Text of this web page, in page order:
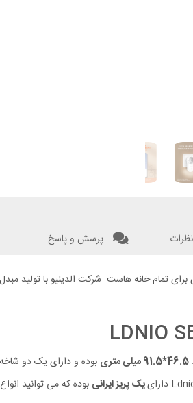
نظرات پرسش و پاسخ
تمام خانه هاست. شرکت الدینیو با تولید
46.5*91.5 میلی متری بوده و دارای یک دو شاخه
یک پریز ایرانی بوده که می توانید